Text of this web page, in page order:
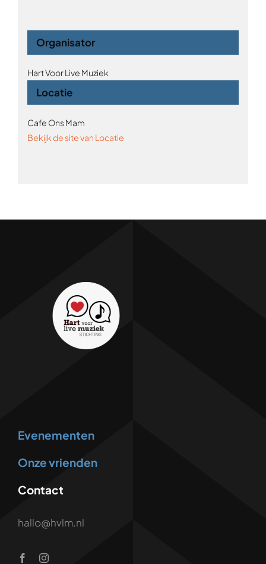
Locatie
Cafe Ons Mam
Bekijk de site van Locatie
Organisator
Hart Voor Live Muziek
Evenementen
Onze vrienden
Contact
hallo@hvlm.nl